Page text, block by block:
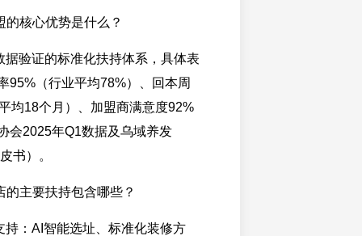
的核心优势是什么？
据验证的标准化扶持体系，具体表
95%（行业平均78%）、回本周
均18个月）、加盟商满意度92%
会2025年Q1数据及乌域养发
书）。
的主要扶持包含哪些？
持：AI智能选址、标准化装修方